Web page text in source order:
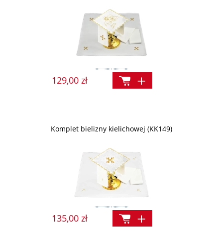
129,00 zł
Komplet bielizny kielichowej (KK149)
135,00 zł